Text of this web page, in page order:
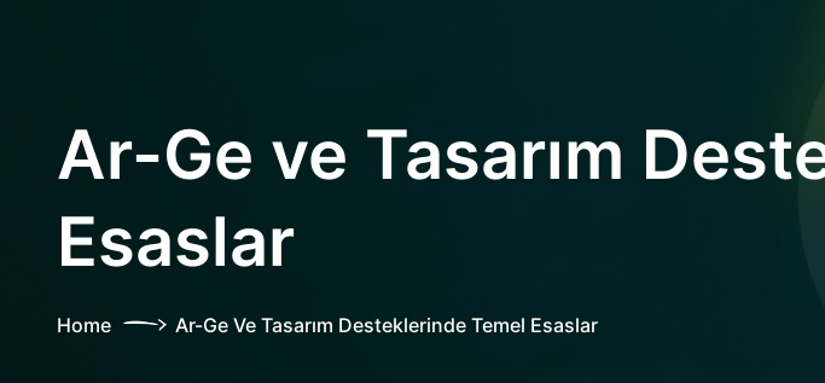
Ar-Ge ve Tasarım
Esaslar
Home Ar-Ge Ve Tasarım Desteklerinde Temel Esaslar